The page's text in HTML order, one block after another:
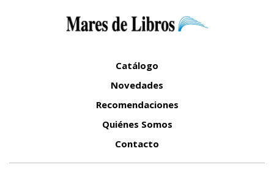
Catálogo
Novedades
Recomendaciones
Quiénes Somos
Contacto